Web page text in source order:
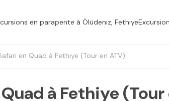
en parapente à Ölüdeniz, Fethiye
en Quad à Fethiye (Tour en ATV)
à Fethiye (Tour